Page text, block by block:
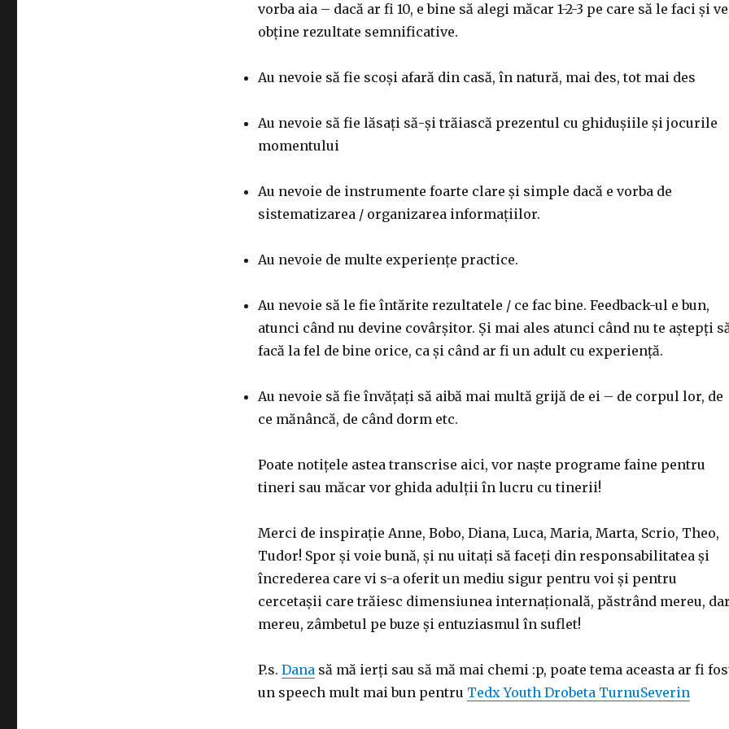
vorba aia – dacă ar fi 10, e bine să alegi măcar 1-2-3 pe care să le faci și
obține rezultate semnificative.
Au nevoie să fie scoși afară din casă, în natură, mai des, tot mai des
Au nevoie să fie lăsați să-și trăiască prezentul cu ghidușiile și jocurile
momentului
Au nevoie de instrumente foarte clare și simple dacă e vorba de
sistematizarea / organizarea informațiilor.
Au nevoie de multe experiențe practice.
Au nevoie să le fie întărite rezultatele / ce fac bine. Feedback-ul e bun,
atunci când nu devine covârșitor. Și mai ales atunci când nu te aștepți
facă la fel de bine orice, ca și când ar fi un adult cu experiență.
Au nevoie să fie învățați să aibă mai multă grijă de ei – de corpul lor, de
ce mănâncă, de când dorm etc.
Poate notițele astea transcrise aici, vor naște programe faine pentru
tineri sau măcar vor ghida adulții în lucru cu tinerii!
Merci de inspirație Anne, Bobo, Diana, Luca, Maria, Marta, Scrio, Theo,
Tudor! Spor și voie bună, și nu uitați să faceți din responsabilitatea și
încrederea care vi s-a oferit un mediu sigur pentru voi și pentru
cercetașii care trăiesc dimensiunea internațională, păstrând mereu,
mereu, zâmbetul pe buze și entuziasmul în suflet!
P.s. Danasă mă ierți sau să mă mai chemi :p, poate tema aceasta ar fi
un speech mult mai bun pentru Tedx Youth Drobeta TurnuSeverin